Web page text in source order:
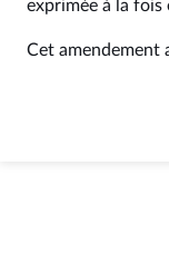
exprimée à la fois
Cet amendement